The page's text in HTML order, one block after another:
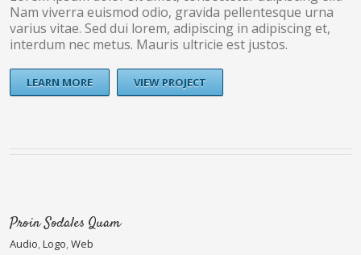
Nam viverra euismod odio, gravida pellentesque urna
varius vitae. Sed dui lorem, adipiscing in adipiscing et,
interdum nec metus. Mauris ultricie est justos.
LEARN MORE VIEW PROJECT
Proin Sodales Quam
Audio,Logo,Web